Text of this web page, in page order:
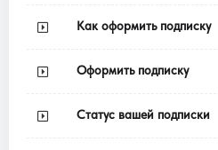
Как оформить подписку
Оформить подписку
Статус вашей подписки